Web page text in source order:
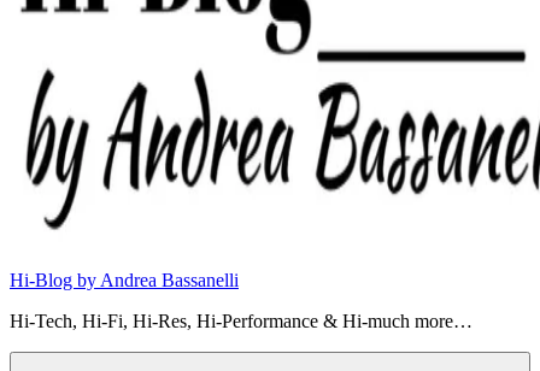
Hi-Blog by Andrea Bassanelli
Hi-Tech, Hi-Fi, Hi-Res, Hi-Performance & Hi-much more…